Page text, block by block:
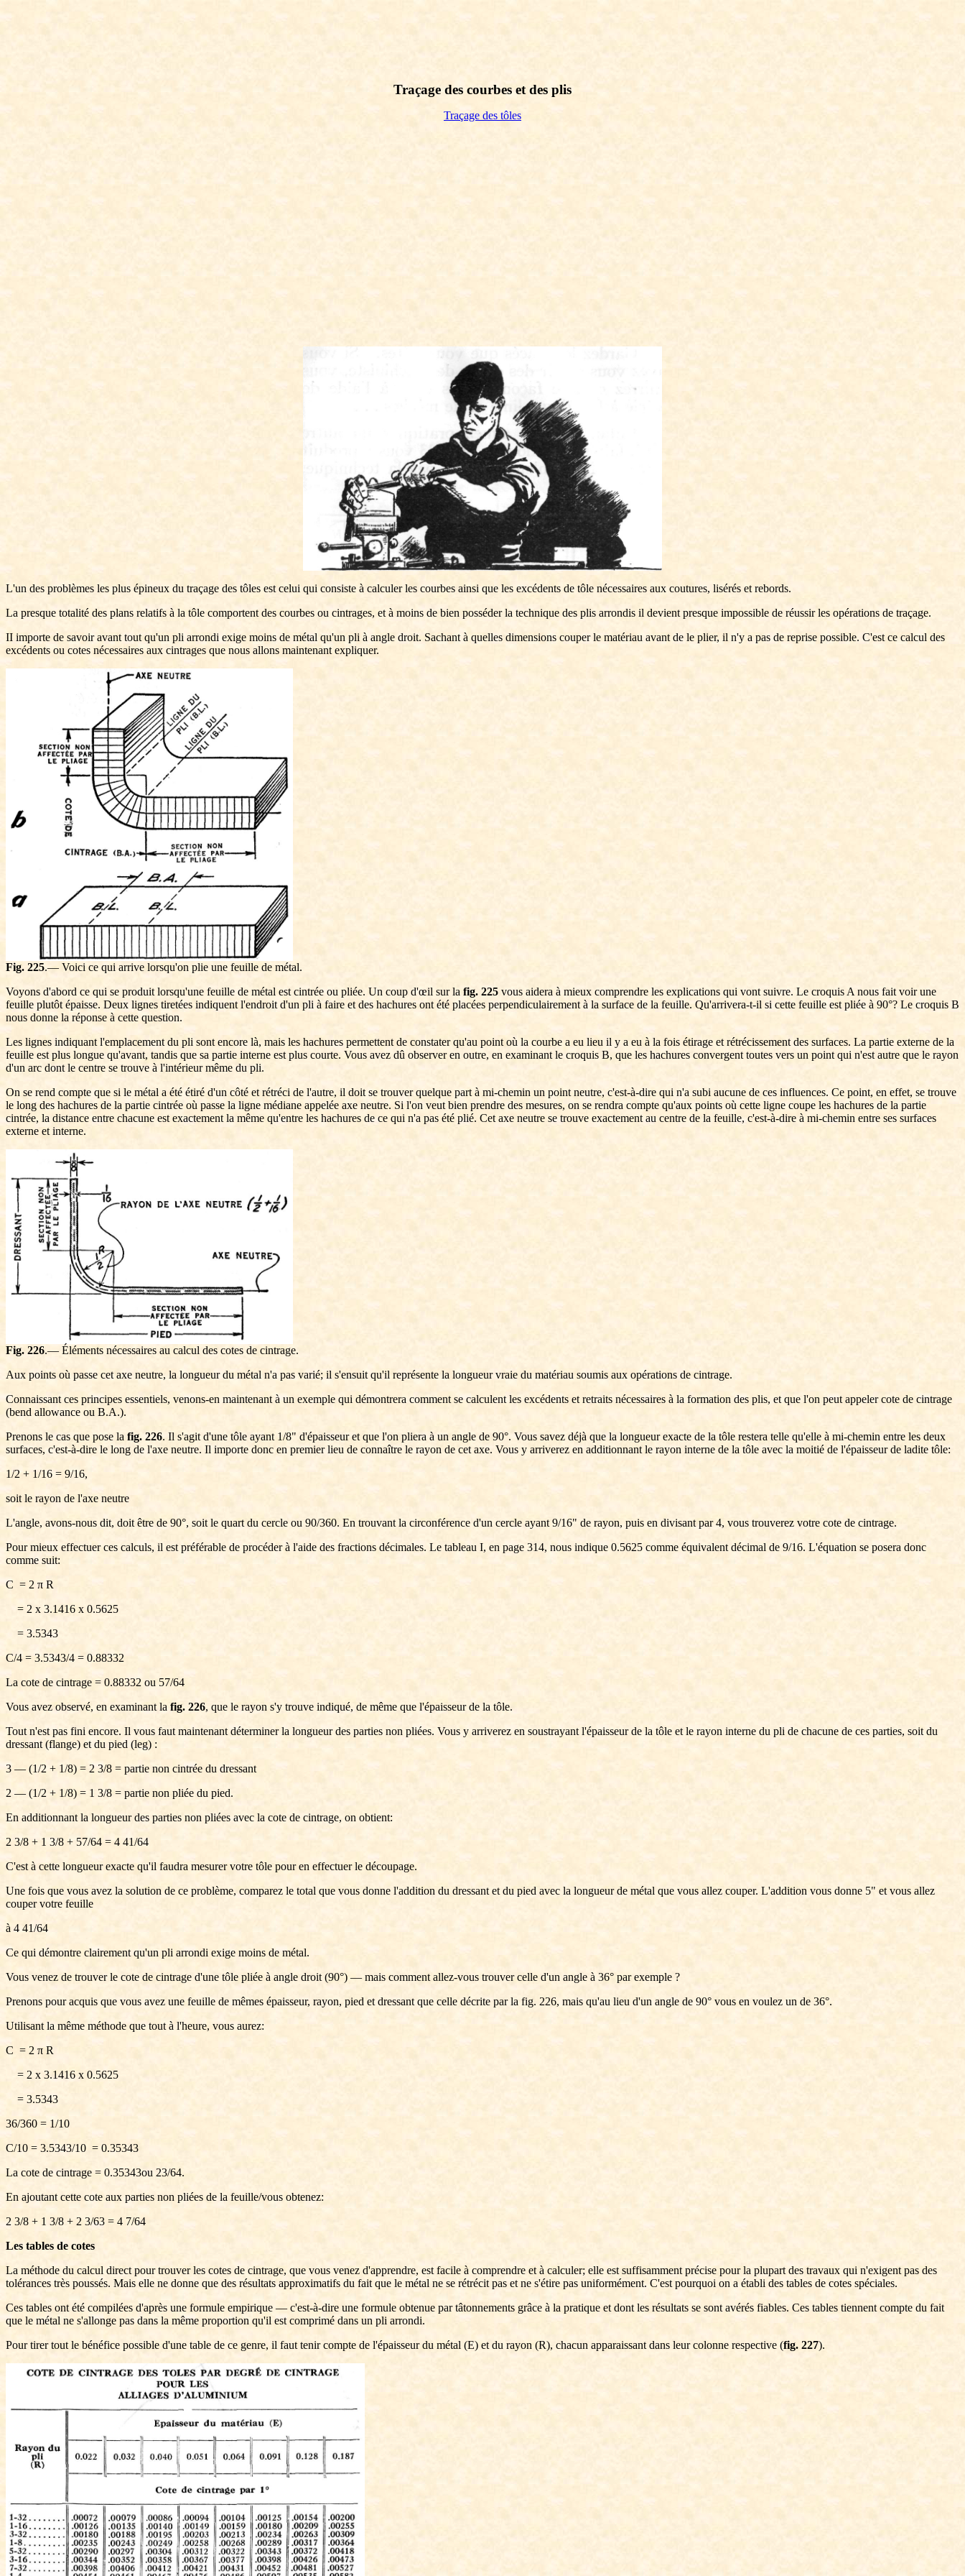
Traçage des courbes et des plis
Traçage des tôles
L'un des problèmes les plus épineux du traçage des tôles est celui qui consiste à calculer les courbes ainsi que les excédents de tôle nécessaires aux coutures, lisérés et rebords.
La presque totalité des plans relatifs à la tôle comportent des courbes ou cintrages, et à moins de bien posséder la technique des plis arrondis il devient presque impossible de réussir les opérations de traçage.
II importe de savoir avant tout qu'un pli arrondi exige moins de métal qu'un pli à angle droit. Sachant à quelles dimensions couper le matériau avant de le plier, il n'y a pas de reprise possible. C'est ce calcul des
excédents ou cotes nécessaires aux cintrages que nous allons maintenant expliquer.
Fig. 225.— Voici ce qui arrive lorsqu'on plie une feuille de métal.
Voyons d'abord ce qui se produit lorsqu'une feuille de métal est cintrée ou pliée. Un coup d'œil sur la fig. 225 vous aidera à mieux comprendre les explications qui vont suivre. Le croquis A nous fait voir une
feuille plutôt épaisse. Deux lignes tiretées indiquent l'endroit d'un pli à faire et des hachures ont été placées perpendiculairement à la surface de la feuille. Qu'arrivera-t-il si cette feuille est pliée à 90°? Le croquis B
nous donne la réponse à cette question.
Les lignes indiquant l'emplacement du pli sont encore là, mais les hachures permettent de constater qu'au point où la courbe a eu lieu il y a eu à la fois étirage et rétrécissement des surfaces. La partie externe de la
feuille est plus longue qu'avant, tandis que sa partie interne est plus courte. Vous avez dû observer en outre, en examinant le croquis B, que les hachures convergent toutes vers un point qui n'est autre que le rayon
d'un arc dont le centre se trouve à l'intérieur même du pli.
On se rend compte que si le métal a été étiré d'un côté et rétréci de l'autre, il doit se trouver quelque part à mi-chemin un point neutre, c'est-à-dire qui n'a subi aucune de ces influences. Ce point, en effet, se trouve
le long des hachures de la partie cintrée où passe la ligne médiane appelée axe neutre. Si l'on veut bien prendre des mesures, on se rendra compte qu'aux points où cette ligne coupe les hachures de la partie
cintrée, la distance entre chacune est exactement la même qu'entre les hachures de ce qui n'a pas été plié. Cet axe neutre se trouve exactement au centre de la feuille, c'est-à-dire à mi-chemin entre ses surfaces
externe et interne.
Fig. 226.— Éléments nécessaires au calcul des cotes de cintrage.
Aux points où passe cet axe neutre, la longueur du métal n'a pas varié; il s'ensuit qu'il représente la longueur vraie du matériau soumis aux opérations de cintrage.
Connaissant ces principes essentiels, venons-en maintenant à un exemple qui démontrera comment se calculent les excédents et retraits nécessaires à la formation des plis, et que l'on peut appeler cote de cintrage
(bend allowance ou B.A.).
Prenons le cas que pose la fig. 226. Il s'agit d'une tôle ayant 1/8" d'épaisseur et que l'on pliera à un angle de 90°. Vous savez déjà que la longueur exacte de la tôle restera telle qu'elle à mi-chemin entre les deux
surfaces, c'est-à-dire le long de l'axe neutre. Il importe donc en premier lieu de connaître le rayon de cet axe. Vous y arriverez en additionnant le rayon interne de la tôle avec la moitié de l'épaisseur de ladite tôle:
1/2 + 1/16 = 9/16,
soit le rayon de l'axe neutre
L'angle, avons-nous dit, doit être de 90°, soit le quart du cercle ou 90/360. En trouvant la circonférence d'un cercle ayant 9/16" de rayon, puis en divisant par 4, vous trouverez votre cote de cintrage.
Pour mieux effectuer ces calculs, il est préférable de procéder à l'aide des fractions décimales. Le tableau I, en page 314, nous indique 0.5625 comme équivalent décimal de 9/16. L'équation se posera donc
comme suit:
C = 2 π R
= 2 x 3.1416 x 0.5625
= 3.5343
C/4 = 3.5343/4 = 0.88332
La cote de cintrage = 0.88332 ou 57/64
Vous avez observé, en examinant la fig. 226, que le rayon s'y trouve indiqué, de même que l'épaisseur de la tôle.
Tout n'est pas fini encore. Il vous faut maintenant déterminer la longueur des parties non pliées. Vous y arriverez en soustrayant l'épaisseur de la tôle et le rayon interne du pli de chacune de ces parties, soit du
dressant (flange) et du pied (leg) :
3 — (1/2 + 1/8) = 2 3/8 = partie non cintrée du dressant
2 — (1/2 + 1/8) = 1 3/8 = partie non pliée du pied.
En additionnant la longueur des parties non pliées avec la cote de cintrage, on obtient:
2 3/8 + 1 3/8 + 57/64 = 4 41/64
C'est à cette longueur exacte qu'il faudra mesurer votre tôle pour en effectuer le découpage.
Une fois que vous avez la solution de ce problème, comparez le total que vous donne l'addition du dressant et du pied avec la longueur de métal que vous allez couper. L'addition vous donne 5" et vous allez
couper votre feuille
à 4 41/64
Ce qui démontre clairement qu'un pli arrondi exige moins de métal.
Vous venez de trouver le cote de cintrage d'une tôle pliée à angle droit (90°) — mais comment allez-vous trouver celle d'un angle à 36° par exemple ?
Prenons pour acquis que vous avez une feuille de mêmes épaisseur, rayon, pied et dressant que celle décrite par la fig. 226, mais qu'au lieu d'un angle de 90° vous en voulez un de 36°.
Utilisant la même méthode que tout à l'heure, vous aurez:
C = 2 π R
= 2 x 3.1416 x 0.5625
= 3.5343
36/360 = 1/10
C/10 = 3.5343/10 = 0.35343
La cote de cintrage = 0.35343ou 23/64.
En ajoutant cette cote aux parties non pliées de la feuille/vous obtenez:
2 3/8 + 1 3/8 + 2 3/63 = 4 7/64
Les tables de cotes
La méthode du calcul direct pour trouver les cotes de cintrage, que vous venez d'apprendre, est facile à comprendre et à calculer; elle est suffisamment précise pour la plupart des travaux qui n'exigent pas des
tolérances très poussés. Mais elle ne donne que des résultats approximatifs du fait que le métal ne se rétrécit pas et ne s'étire pas uniformément. C'est pourquoi on a établi des tables de cotes spéciales.
Ces tables ont été compilées d'après une formule empirique — c'est-à-dire une formule obtenue par tâtonnements grâce à la pratique et dont les résultats se sont avérés fiables. Ces tables tiennent compte du fait
que le métal ne s'allonge pas dans la même proportion qu'il est comprimé dans un pli arrondi.
Pour tirer tout le bénéfice possible d'une table de ce genre, il faut tenir compte de l'épaisseur du métal (E) et du rayon (R), chacun apparaissant dans leur colonne respective (fig. 227).